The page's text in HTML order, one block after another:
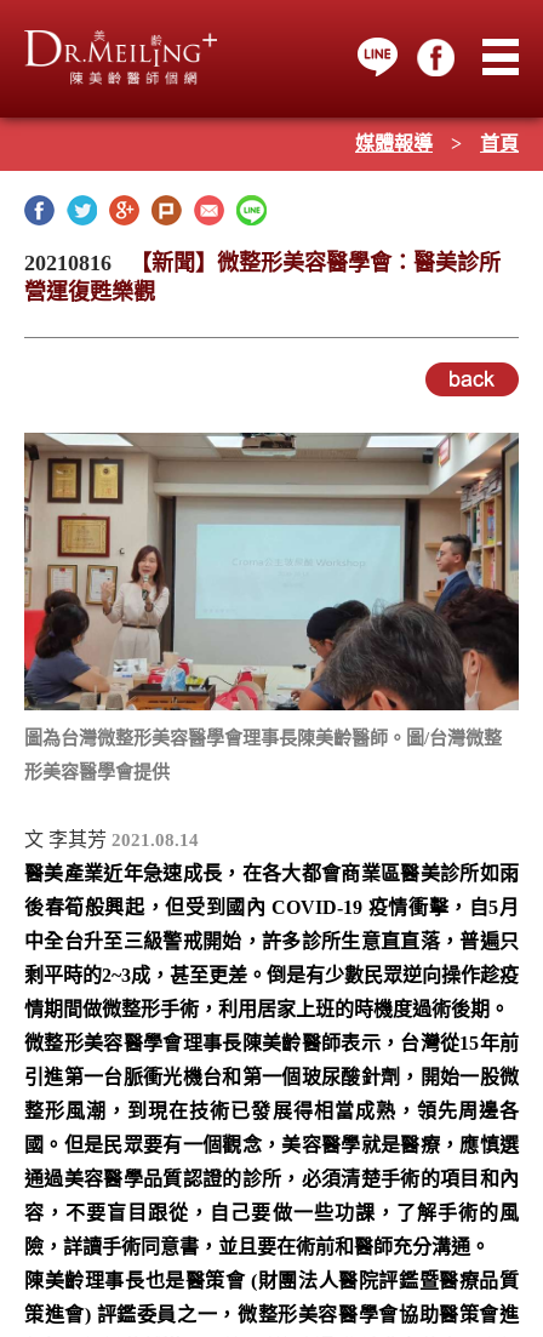
媒體報導 > 首頁
20210816
【新聞】微整形美容醫學會：醫美診所
營運復甦樂觀
圖為台灣微整形美容醫學會理事長陳美齡醫師。圖/台灣微整
形美容醫學會提供
文 李其芳 2021.08.14
醫美產業近年急速成長，在各大都會商業區醫美診所如雨
後春筍般興起，但受到國內 COVID-19 疫情衝擊，自5月
中全台升至三級警戒開始，許多診所生意直直落，普遍只
剩平時的2~3成，甚至更差。倒是有少數民眾逆向操作趁疫
情期間做微整形手術，利用居家上班的時機度過術後期。
微整形美容醫學會理事長陳美齡醫師表示，台灣從15年前
引進第一台脈衝光機台和第一個玻尿酸針劑，開始一股微
整形風潮，到現在技術已發展得相當成熟，領先周邊各
國。但是民眾要有一個觀念，美容醫學就是醫療，應慎選
通過美容醫學品質認證的診所，必須清楚手術的項目和內
容，不要盲目跟從，自己要做一些功課，了解手術的風
險，詳讀手術同意書，並且要在術前和醫師充分溝通。
陳美齡理事長也是醫策會 (財團法人醫院評鑑暨醫療品質
策進會) 評鑑委員之一，微整形美容醫學會協助醫策會進